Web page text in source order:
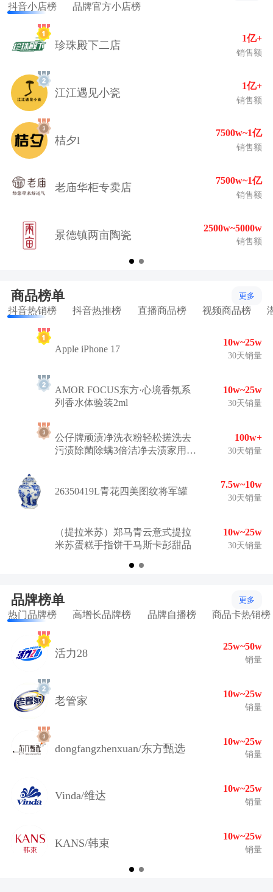
抖音小店榜 品牌官方小店榜
珍珠殿下二店
1亿+
销售额
江江遇见小瓷
1亿+
销售额
桔夕l
7500w~1亿
销售额
老庙华柜专卖店
7500w~1亿
销售额
景德镇两亩陶瓷
2500w~5000w
销售额
商品榜单 更多
抖音热销榜 抖音热推榜 直播商品榜 视频商品榜
Apple iPhone 17
10w~25w
30天销量
AMOR FOCUS东方·心境香氛系
列香水体验装2ml
10w~25w
30天销量
公仔牌顽渍净洗衣粉轻松搓洗去
污渍除菌除螨3倍洁净去渍家用去
100w+
30天销量
26350419L青花四美图纹将军罐
7.5w~10w
30天销量
（提拉米苏）郑马青云意式提拉
米苏蛋糕手指饼干马斯卡彭甜品
10w~25w
30天销量
品牌榜单 更多
热门品牌榜 高增长品牌榜 品牌自播榜 商品卡热销榜
活力28
25w~50w
销量
老管家
10w~25w
销量
dongfangzhenxuan/东方甄选
10w~25w
销量
Vinda/维达
10w~25w
销量
KANS/韩束
10w~25w
销量